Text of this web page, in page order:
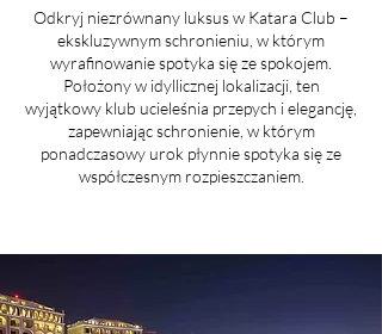
Odkryj niezrównany luksus w Katara Club –
ekskluzywnym schronieniu, w którym
wyrafinowanie spotyka się ze spokojem.
Położony w idyllicznej lokalizacji, ten
wyjątkowy klub ucieleśnia przepych i elegancję,
zapewniając schronienie, w którym
ponadczasowy urok płynnie spotyka się ze
współczesnym rozpieszczaniem.